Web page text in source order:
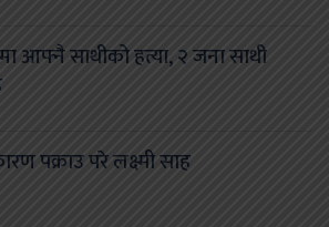
आफ्नै साथीको हत्या, २ जना साथी
पक्राउ परे लक्ष्मी साह